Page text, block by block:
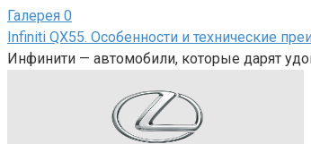
Галерея 0
Infiniti QX55. Особенности и технические
Инфинити — автомобили, которые дарят